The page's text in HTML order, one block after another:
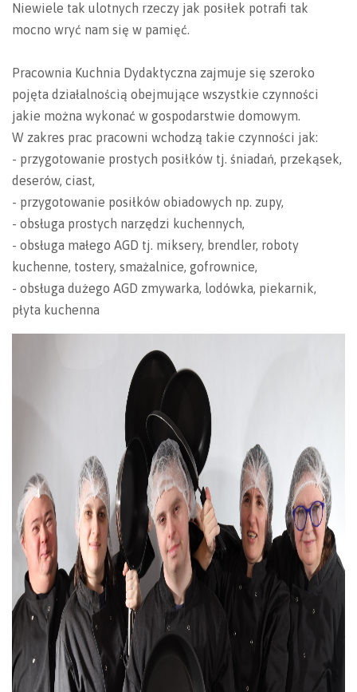
Niewiele tak ulotnych rzeczy jak posiłek potrafi tak
mocno wryć nam się w pamięć.
Pracownia Kuchnia Dydaktyczna zajmuje się szeroko
pojęta działalnością obejmujące wszystkie czynności
jakie można wykonać w gospodarstwie domowym.
W zakres prac pracowni wchodzą takie czynności jak:
- przygotowanie prostych posiłków tj. śniadań, przekąsek,
deserów, ciast,
- przygotowanie posiłków obiadowych np. zupy,
- obsługa prostych narzędzi kuchennych,
- obsługa małego AGD tj. miksery, brendler, roboty
kuchenne, tostery, smażalnice, gofrownice,
- obsługa dużego AGD zmywarka, lodówka, piekarnik,
płyta kuchenna